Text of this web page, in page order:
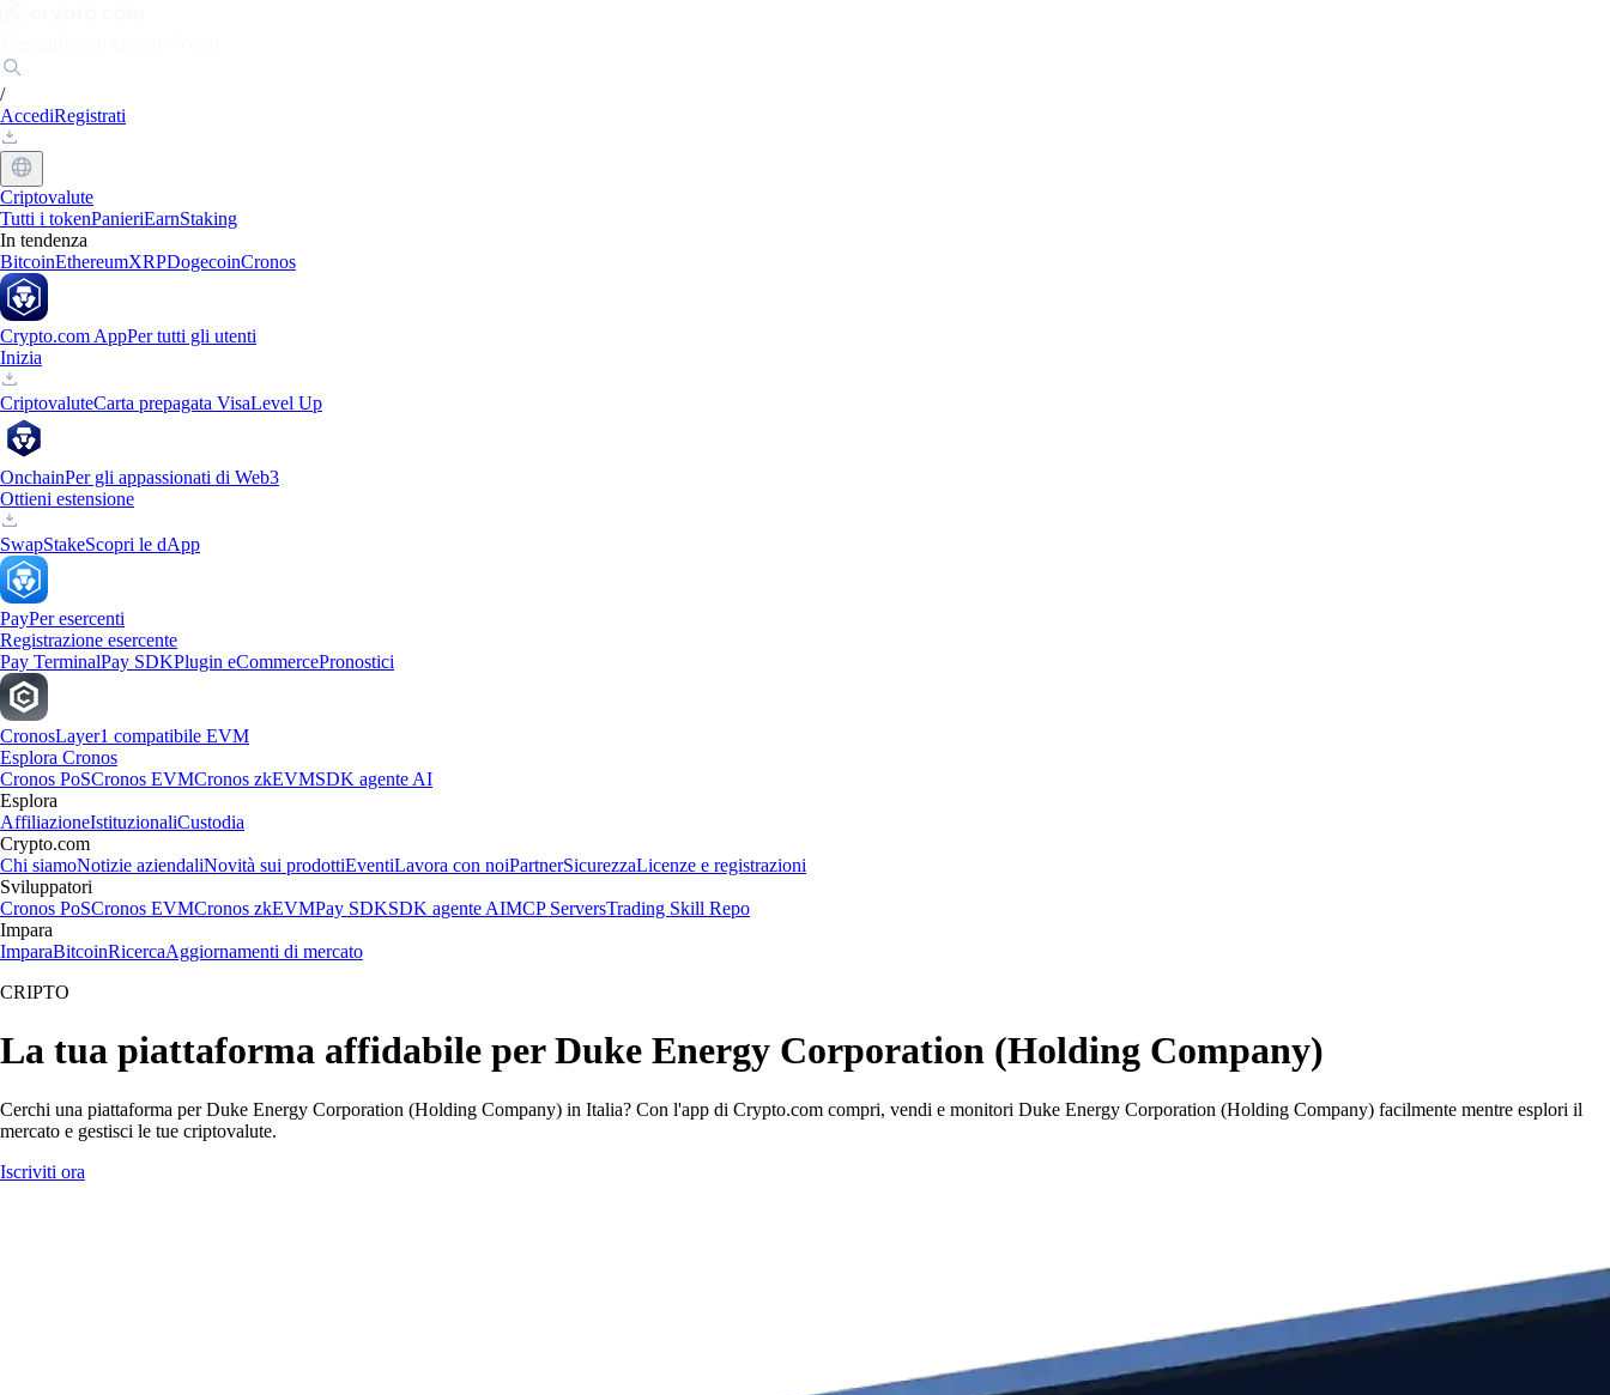
/
AccediRegistrati
Criptovalute
Tutti i tokenPanieriEarnStaking
In tendenza
BitcoinEthereumXRPDogecoinCronos
Crypto.com AppPer tutti gli utenti
Inizia
CriptovaluteCarta prepagata VisaLevel Up
OnchainPer gli appassionati di Web3
Ottieni estensione
SwapStakeScopri le dApp
PayPer esercenti
Registrazione esercente
Pay TerminalPay SDKPlugin eCommercePronostici
CronosLayer1 compatibile EVM
Esplora Cronos
Cronos PoSCronos EVMCronos zkEVMSDK agente AI
Esplora
AffiliazioneIstituzionaliCustodia
Crypto.com
Chi siamoNotizie aziendaliNovità sui prodottiEventiLavora con noiPartnerSicurezzaLicenze e registrazioni
Sviluppatori
Cronos PoSCronos EVMCronos zkEVMPay SDKSDK agente AIMCP ServersTrading Skill Repo
Impara
ImparaBitcoinRicercaAggiornamenti di mercato
CRIPTO
La tua piattaforma affidabile per Duke Energy Corporation (Holding Company)
Cerchi una piattaforma per Duke Energy Corporation (Holding Company) in Italia? Con l'app di Crypto.com compri, vendi e monitori Duke Energy Corporation (Holding Company) facilmente mentre esplori il
mercato e gestisci le tue criptovalute.
Iscriviti ora